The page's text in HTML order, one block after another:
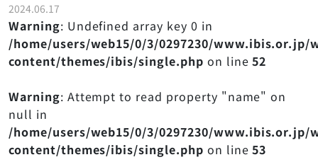
お問い合わせ
入会案内
会員ログイン
2024.06.17
Warning: Undefined array key 0 in
/home/users/web15/0/3/0297230/www.ibis.or.jp/
content/themes/ibis/single.php on line52
Warning: Attempt to read property "name" on
null in
/home/users/web15/0/3/0297230/www.ibis.or.jp/
content/themes/ibis/single.php on line53